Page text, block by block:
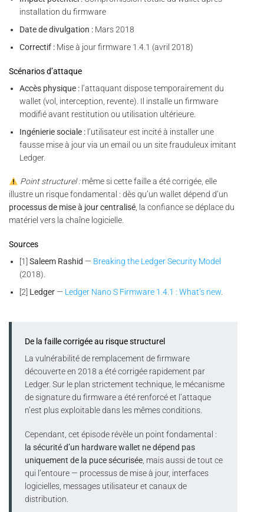
installation du firmware
Date de divulgation : Mars 2018
Correctif : Mise à jour firmware 1.4.1 (avril 2018)
Scénarios d’attaque
Accès physique : l’attaquant dispose temporairement du
wallet (vol, interception, revente). Il installe un firmware
modifié avant restitution ou utilisation ultérieure.
Ingénierie sociale : l’utilisateur est incité à installer une
fausse mise à jour via un email ou un site frauduleux imitant
Ledger.
Point structurel :même si cette faille a été corrigée, elle
illustre un risque fondamental : dès qu’un wallet dépend d’un
processus de mise à jour centralisé, la confiance se déplace du
matériel vers la chaîne logicielle.
Sources
[1]Saleem Rashid — Breaking the Ledger Security Model
(2018).
[2] Ledger — Ledger Nano S Firmware 1.4.1 : What’s new.
De la faille corrigée au risque structurel
La vulnérabilité de remplacement de firmware
découverte en 2018 a été corrigée rapidement par
Ledger. Sur le plan strictement technique, le mécanisme
de signature du firmware a été renforcé et l’attaque
n’est plus exploitable dans les mêmes conditions.
Cependant, cet épisode révèle un point fondamental :
la sécurité d’un hardware wallet ne dépend pas
uniquement de la puce sécurisée , mais aussi de tout ce
qui l’entoure — processus de mise à jour, interfaces
logicielles, messages utilisateur et canaux de
distribution.